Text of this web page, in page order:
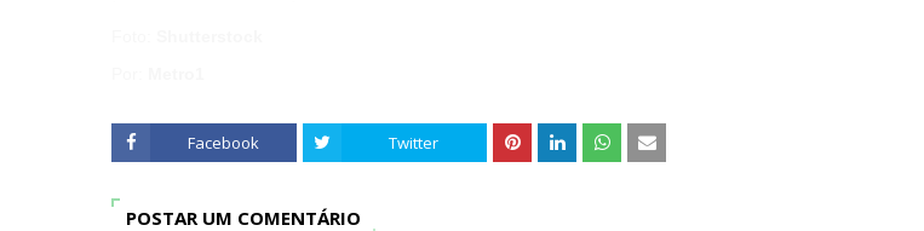
Facebook Twitter
POSTAR UM COMENTÁRIO